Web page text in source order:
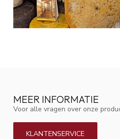
MEER INFORMATIE
Voor alle vragen over onze
KLANTENSERVICE